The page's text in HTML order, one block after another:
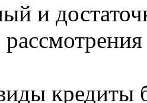
и
кредиты